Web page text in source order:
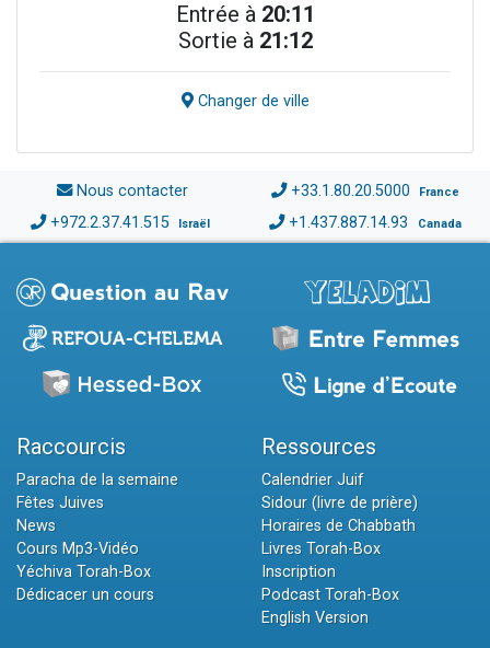
Entrée à 20:11
Sortie à 21:12
Changer de ville
Nous contacter +33.1.80.20.5000 France
+972.2.37.41.515 Israël +1.437.887.14.93 Canada
Raccourcis
Paracha de la semaine
Fêtes Juives
News
Cours Mp3-Vidéo
Yéchiva Torah-Box
Dédicacer un cours
Ressources
Calendrier Juif
Sidour (livre de prière)
Horaires de Chabbath
Livres Torah-Box
Inscription
Podcast Torah-Box
English Version